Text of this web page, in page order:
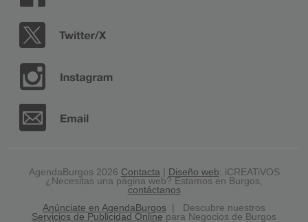
AgendaBurgos 2026 Contacta| Diseño web: iCREATiVOS
¿Necesitas una página web? Estamos en Burgos,
contáctanos
Anúnciate en AgendaBurgos | Descubre nuestros
Servicios de Publicidad Online para Negocios de Burgos